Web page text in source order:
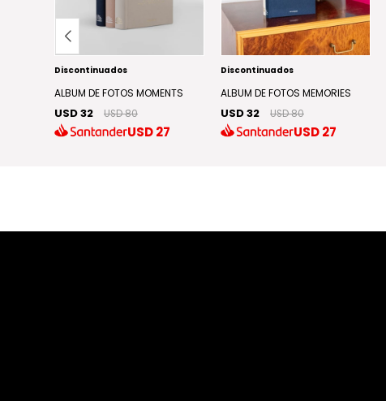
Discontinuados
ALBUM DE FOTOS MOMENTS
USD 32 USD 80
USD27
Discontinuados
ALBUM DE FOTOS MEMORIES
USD 32 USD 80
USD27